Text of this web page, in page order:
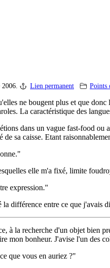
2006. Lien permanent Points
ne bougent plus et que
La caractéristique des
dans un vague fast-food ou
de sa caisse. Etant
elle m'a fixé, limite
expression."
différence entre ce que j'avais
à la recherche d'un objet bien
mon bonheur. J'avise l'un des
que vous en auriez ?"